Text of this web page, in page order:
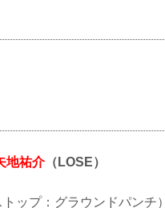
地祐介（LOSE）
ップ：グラウンドパンチ）